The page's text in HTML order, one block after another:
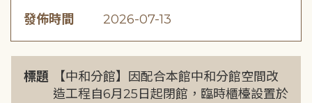
發佈時間 2026-07-13
標題
【中和分館】因配合本館中和分館空間改
造工程自6月25日起閉館，臨時櫃檯設置於